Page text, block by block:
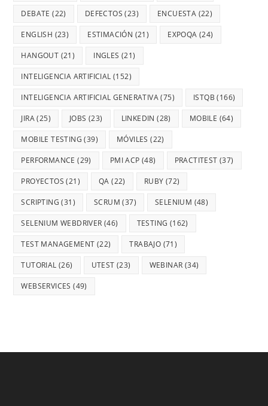
DEBATE (22) DEFECTOS (23) ENCUESTA (22)
ENGLISH (23) ESTIMACIÓN (21) EXPOQA (24)
HANGOUT (21) INGLES (21)
INTELIGENCIA ARTIFICIAL (152)
INTELIGENCIA ARTIFICIAL GENERATIVA(75) ISTQB (166)
JIRA(25) JOBS (23) LINKEDIN (28) MOBILE (64)
MOBILE TESTING (39) MÓVILES (22)
PERFORMANCE (29) PMI ACP (48) PRACTITEST (37)
PROYECTOS (21) QA (22) RUBY (72)
SCRIPTING (31) SCRUM (37) SELENIUM (48)
SELENIUM WEBDRIVER (46) TESTING (162)
TEST MANAGEMENT (22) TRABAJO (71)
TUTORIAL (26) UTEST (23) WEBINAR (34)
WEBSERVICES (49)